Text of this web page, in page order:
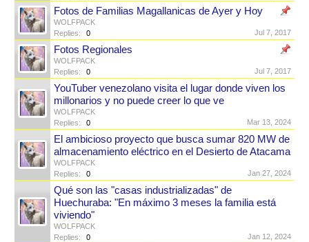
Fotos de Familias Magallanicas de Ayer y Hoy
WOLFPACK
Replies:
0 Jul 7, 2017
Fotos Regionales
WOLFPACK
Replies:
0 Jul 7, 2017
YouTuber venezolano visita el lugar donde viven los
millonarios y no puede creer lo que ve
WOLFPACK
Replies:
0 Mar 13, 2024
El ambicioso proyecto que busca sumar 820 MW de
almacenamiento eléctrico en el Desierto de Atacama
WOLFPACK
Replies:
0 Jan 27, 2024
Qué son las "casas industrializadas" de
Huechuraba: "En máximo 3 meses la familia está
viviendo"
WOLFPACK
Replies:
0 Jan 12, 2024